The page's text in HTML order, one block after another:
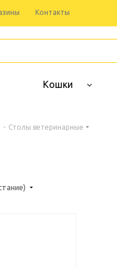
Контакты
Кошки
- Столы ветеринарные